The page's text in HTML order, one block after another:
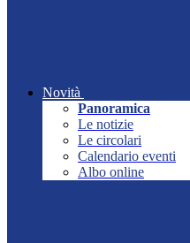
Novità
Panoramica
Le notizie
Le circolari
Calendario eventi
Albo online